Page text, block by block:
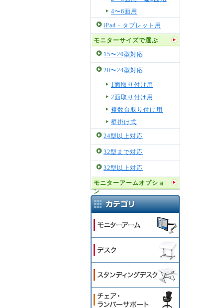
4〜6面用
iPad・タブレット用
モニターサイズで選ぶ
15〜20型対応
20〜24型対応
1面取り付け用
2面取り付け用
複数台取り付け用
壁掛け式
24型以上対応
32型まで対応
32型以上対応
モニターアームオプショ
ン